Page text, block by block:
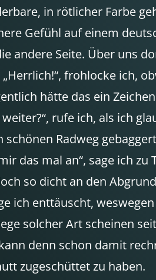
in rötlicher Farbe
Gefühl auf einem
andere Seite. Über uns
frohlocke ich,
hätte das ein
rufe ich, als ich
schönen Radweg
das mal an“, sage ich
so dicht an den
ich enttäuscht,
solcher Art scheinen
denn schon damit
zugeschüttet zu haben.